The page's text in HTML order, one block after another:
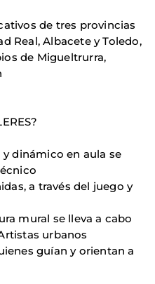
de tres provincias
Real, Albacete y Toledo,
de Migueltrurra,
dinámico en aula se
a través del juego y
mural se lleva a cabo
urbanos
guían y orientan a